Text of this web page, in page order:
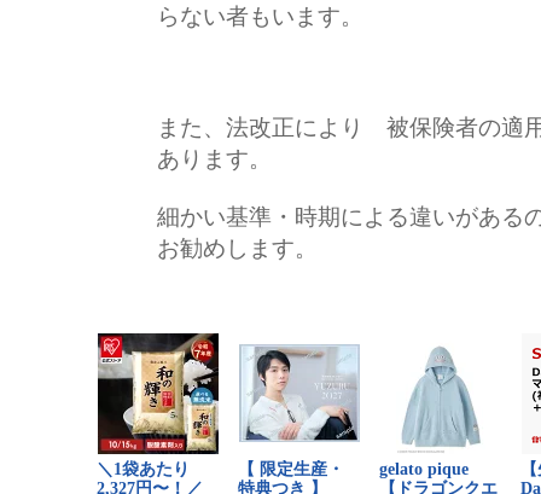
らない者もいます。
また、法改正により 被保険者の適
あります。
細かい基準・時期による違いがある
お勧めします。